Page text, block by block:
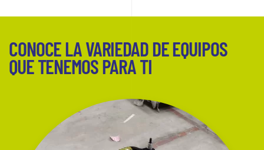
CONOCE LA VARIEDAD DE EQUIPOS
QUE TENEMOS PARA TI